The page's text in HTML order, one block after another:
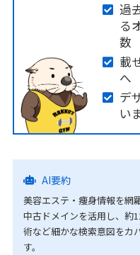
過
る
数
載
へ
デ
い
AI要約
美容エステ・痩身情報を網
中古ドメインを活用し、約
術など細かな検索意図をカ
す。